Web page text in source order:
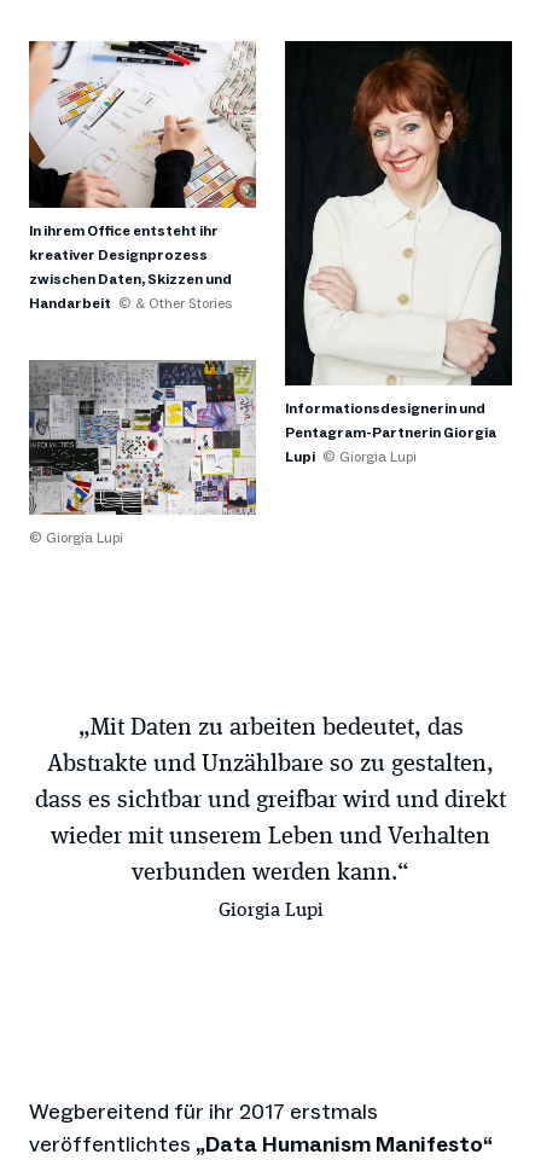
In ihrem Office entsteht ihr
kreativer Designprozess
zwischen Daten, Skizzen und
Handarbeit © & Other Stories
Informationsdesignerin und
Pentagram-Partnerin Giorgia
Lupi © Giorgia Lupi
© Giorgia Lupi
„Mit Daten zu arbeiten bedeutet, das
Abstrakte und Unzählbare so zu gestalten,
dass es sichtbar und greifbar wird und direkt
wieder mit unserem Leben und Verhalten
verbunden werden kann.“
Giorgia Lupi
Wegbereitend für ihr 2017 erstmals
veröffentlichtes „Data Humanism Manifesto“